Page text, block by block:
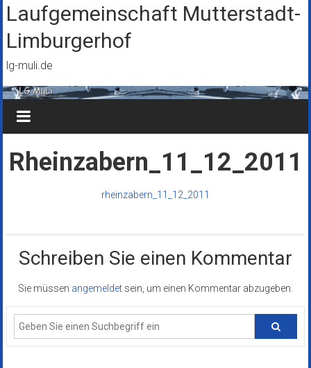
Zum
Inhalt
springen
Laufgemeinschaft Mutterstadt-
Limburgerhof
lg-muli.de
Rheinzabern_11_12_2011
rheinzabern_11_12_2011
Schreiben Sie einen Kommentar
Sie müssen angemeldet sein, um einen Kommentar abzugeben.